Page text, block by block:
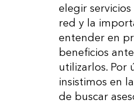
elegir
red y la
entender en
beneficios
utilizarlos. Por
insistimos en
de buscar